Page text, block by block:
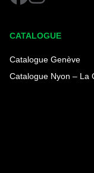
CATALOGUE
Catalogue Genève
Catalogue Nyon – La